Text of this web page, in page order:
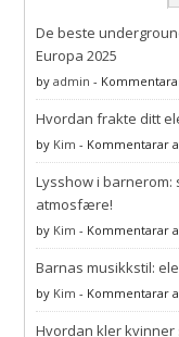
De beste
Europa 2025
byadmin -
Hvordan frakte ditt
by Kim - Kommentarar
Lysshow i
atmosfære!
by Kim - Kommentarar
Barnas musikkstil:
by Kim - Kommentarar
Hvordan kler kvinner